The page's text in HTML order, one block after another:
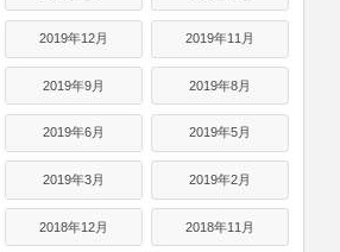
2019年12月 2019年11月
2019年9月 2019年8月
2019年6月 2019年5月
2019年3月 2019年2月
2018年12月 2018年11月